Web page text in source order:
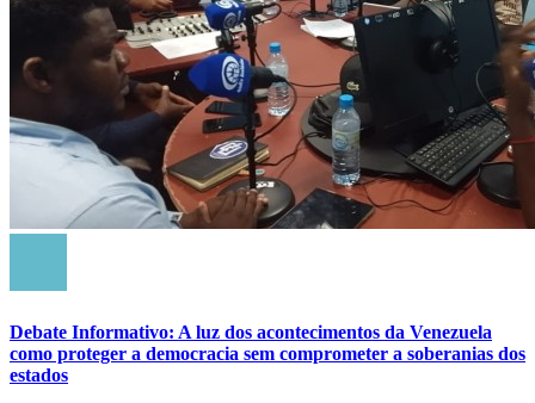
Debate Informativo: A luz dos acontecimentos da Venezuela
como proteger a democracia sem comprometer a soberanias dos
estados